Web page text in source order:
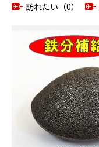
訪れたい（0）